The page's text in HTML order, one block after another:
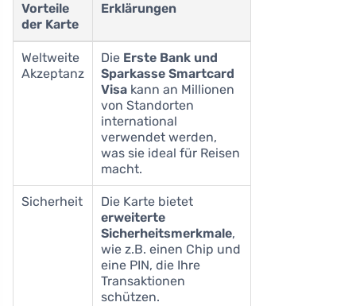
Vorteile
der Karte
Erklärungen
Weltweite
Akzeptanz
Die Erste Bank und
Sparkasse Smartcard
Visa kann an Millionen
von Standorten
international
verwendet werden,
was sie ideal für Reisen
macht.
Sicherheit
Die Karte bietet
erweiterte
Sicherheitsmerkmale,
wie z.B. einen Chip und
eine PIN, die Ihre
Transaktionen
schützen.